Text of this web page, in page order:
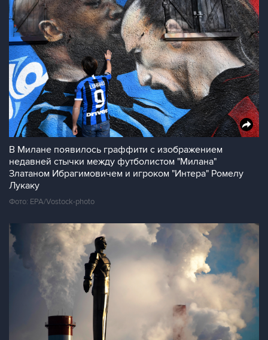
В Милане появилось граффити с изображением
недавней стычки между футболистом "Милана"
Златаном Ибрагимовичем и игроком "Интера" Ромелу
Лукаку
Фото: EPA/Vostock-photo